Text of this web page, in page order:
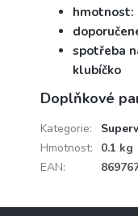
hmotnost:
spotřeba
klubíčko
Doplňkové
Kategorie:
Hmotnost:
0.1 kg
EAN: